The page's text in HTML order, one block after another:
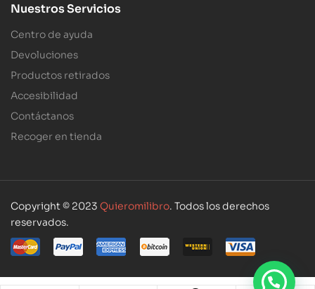
Nuestros Servicios
Centro de ayuda
Devoluciones
Productos retirados
Accesibilidad
Contáctanos
Recoger en tienda
Copyright © 2023 Quieromilibro. Todos los derechos
reservados.